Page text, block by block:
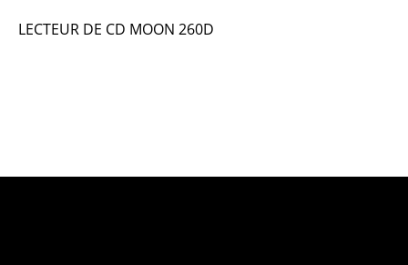
LECTEUR DE CD MOON 260D